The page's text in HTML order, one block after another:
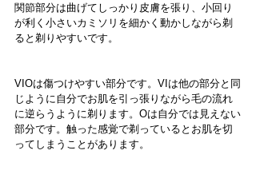
関節部分は曲げてしっかり皮膚を張り、小回り
が利く小さいカミソリを細かく動かしながら剃
ると剃りやすいです 。
VIOは傷つけやすい部分です。VIは他の部分と同
じように自分でお肌を引っ張りながら毛の流れ
に逆らうように剃ります。Oは自分では見えない
部分です。触った感覚で剃っているとお肌を切
ってしまうことがあります。